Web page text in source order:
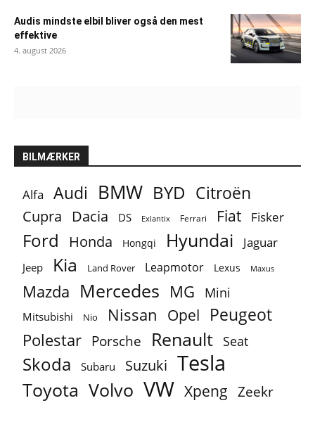
Audis mindste elbil bliver også den mest
effektive
4. august 2026
BILMÆRKER
Alfa Audi BMW BYD Citroën
Cupra Dacia DS Exlantix Ferrari Fiat Fisker
Ford Honda Hongqi Hyundai Jaguar
Jeep Kia Land Rover Leapmotor Lexus Maxus
Mazda Mercedes MG Mini
Mitsubishi Nio Nissan Opel Peugeot
Polestar Porsche Renault Seat
Skoda Subaru Suzuki Tesla
Toyota Volvo VW Xpeng Zeekr